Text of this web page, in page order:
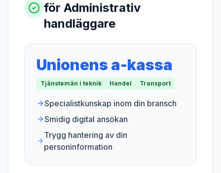
för Administrativ
handläggare
Unionens a-kassa
Tjänstemän i teknik Handel Transport
Specialistkunskap inom din bransch
Smidig digital ansökan
Trygg hantering av din
personinformation